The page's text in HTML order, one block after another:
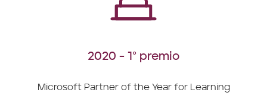
2020 - 1° premio
Microsoft Partner of the Year for Learning